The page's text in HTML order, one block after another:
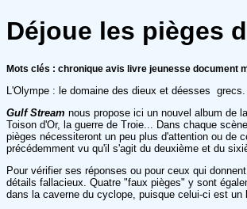
Déjoue les pièges
Mots clés : chronique avis livre jeunesse document
L'Olympe : le domaine des dieux et déesses
Gulf Stream nous propose ici un nouvel album de
Toison d'Or, la guerre de Troie... Dans chaque
pièges nécessiteront un peu plus d'attention ou de
précédemment vu qu'il s'agit du deuxième et du
Pour vérifier ses réponses ou pour ceux qui
détails fallacieux. Quatre "faux pièges" y sont
dans la caverne du cyclope, puisque celui-ci est